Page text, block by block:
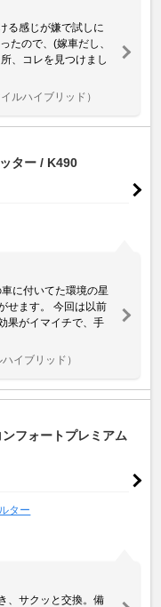
る感じが嫌で試しに
たので、(嫁車だし、
、コレを見つけまし
ルハイブリッド）
ター / K490
に付いてた環境の星
せます。 今回は以前
果がイマイチで、手
イブリッド）
フォートプレミアム
ター
、サクッと交換。備